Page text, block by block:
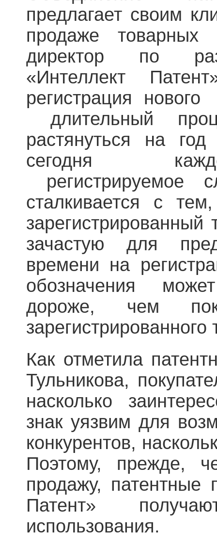
предлагает своим
продаже товарных
директор по
«Интеллект
регистрация
длительный
растянуться на
сегодня
регистрируемое
сталкивается с
зачастую для
времени на
обозначения
дороже, чем
Как отметила
Тульникова,
насколько
знак уязвим для
конкурентов,
Поэтому, прежде,
продажу, патентные
Патент»
использования.